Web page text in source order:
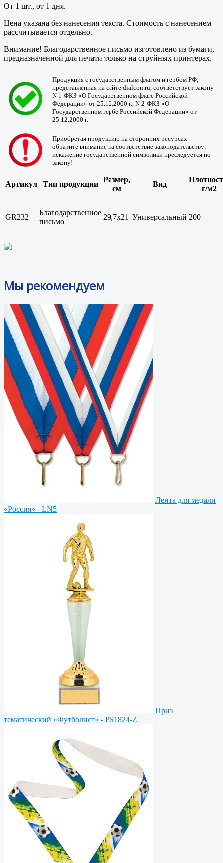
От 1 шт., от 1 дня.
Цена указана без нанесения текста. Стоимость с нанесением
рассчитывается отдельно.
Внимание! Благодарственное письмо изготовлено из бумаги,
предназначенной для печати только на струйных принтерах.
Продукция с государственным флагом и гербом РФ,
представленная на сайте dialcon.ru, соответствует закону
N 1-ФКЗ «О Государственном флаге Российской
Федерации» от 25.12.2000 г., N 2-ФКЗ «О
Государственном гербе Российской Федерации» от
25.12.2000 г.
Приобретая продукцию на сторонних ресурсах –
обратите внимание на соответствие законодательству:
искажение государственной символики преследуется по
закону!
Артикул Тип продукции
Размер,
см
Вид
г/м2
GR232
Благодарственное
письмо
29,7x21 Универсальный 200
Мы рекомендуем
Лента для медали
«Россия» - LN5
Приз
тематический «Футболист» - PS1824-Z